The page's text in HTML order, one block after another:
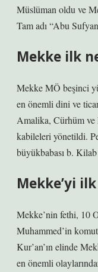
Müslüman oldu ve
Tam adı “Abu
Mekke ilk
Mekke MÖ beşinci
en önemli dini ve
Amalika, Cürhüm
kabileleri yönetildi.
büyükbabası b.
Mekke’yi
Mekke’nin fethi, 10
Muhammed’in
Kur’an’ın elinde
en önemli